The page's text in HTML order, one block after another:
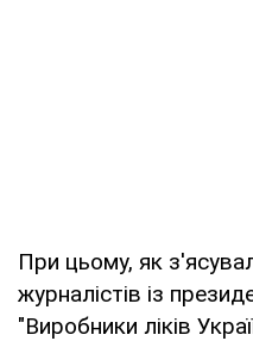
При цьому, як
журналістів із
"Виробники ліків